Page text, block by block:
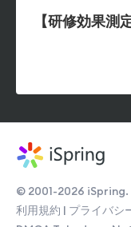
【研修効果
© 2001-2026 iSpring.
利用規約 | プライバシ